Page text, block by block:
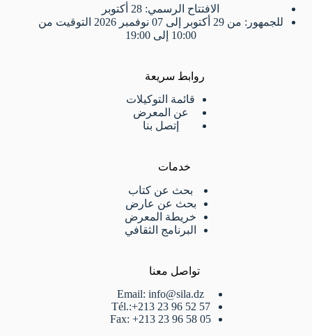
الافتتاح الرسمي: 28 أكتوبر
للجمهور: من 29 أكتوبر إلى 07 نوفمبر 2026 التوقيت من
10:00 إلى 19:00
روابط سريعة
قائمة التوكيلات
عن المعرض
إتصل بنا
خدمات
بحث عن كتاب
بحث عن عارض
خريطة المعرض
البرنامج الثقافي
تواصل معنا
Email: info@sila.dz
Tél.:+213 23 96 52 57
Fax: +213 23 96 58 05